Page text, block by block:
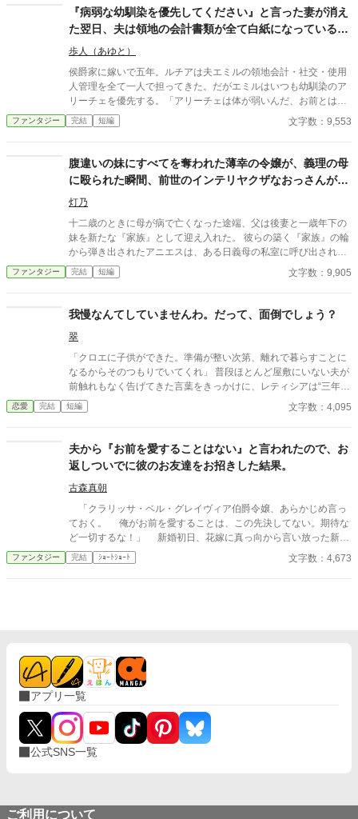
よね？」 「そうだ！」 「ではなぜ追いかけてくるのですか」
「好きだからだ！」 「最初からそう言ってください！」 婚約破棄
された年増令嬢と、溺愛王子のギャグ気味ラブコメ。
『病弱な幼馴染を優先してください』と言った妻が消え
た翌日、夫は領地の会計書類が全て白紙になっているこ
とに気づいた
歩人（あゆと）
侯爵家に嫁いで五年。ルチアは夫エミルの領地会計・社交・使用
人管理を全て一人で担ってきた。だがエミルはいつも幼馴染のア
リーチェを優先する。「アリーチェは体が弱いんだ、お前とは違
う」——その言葉を百回聞いた日、ルチアは微笑んで離縁届に署
名した。「ええ、私は丈夫ですから。どうぞ幼馴染様をお大事
らの陳情の山、そして紅茶の淹れ方すら知らない自分。三ヶ月
後、かつて「地味な妻」と呼ばれたルチアは、辺境伯の財務顧問
として辣腕を振るっていた。
ファンタジー 完結 短編 文字数：9,553
腹違いの妹にすべてを奪われた薄幸の令嬢が、義理の母
に殴られた瞬間、前世のインテリヤクザなおっさんがぶ
ちギレた場合。
灯乃
十二歳のときに母が病で亡くなった途端、父は後妻と一歳年下の
妹を新たな『家族』として迎え入れた。 彼らの築く『家族』の輪
から弾き出されたアニエスは、ある日義母の私室に呼び出され―
―。 タイトル通りのおっさんコメディーです。
ファンタジー 完結 短編 文字数：9,905
我慢なんてしていませんわ。だって、面倒でしょう？
翠
「クロエに子供ができた。準備が整い次第、離れで暮らすことに
なるからそのつもりでいてくれ」 普段ほとんど屋敷にいない夫が
前触れもなく告げてきた言葉をきっかけに、レティシアは“三年
間”の契約を終わらせることにした。 赤の他人を屋敷に迎えるこ
とはしない。 不要なものに感情を砕く理由などない。 「だって、
切り捨ててしまいましょう。
恋愛 完結 短編 文字数：4,095
夫から『お前を愛することはない』と言われたので、お
返しついでに彼のお友達をお招きした結果。
古森真朝
「クラリッサ・ベル・グレイヴィア伯爵令嬢、あらかじめ言っ
ておく。 俺がお前を愛することは、この先決してない。期待な
ど一切するな！」 新婚初日、花嫁に真っ向から言い放った新郎
アドルフ。それに対して、クラリッサが返したのは―― ※ぬるい
ですがホラー要素があります。苦手な方はご注意ください。
ファンタジー 完結 ｼｮｰﾄｼｮｰﾄ 文字数：4,673
アプリ一覧
公式SNS一覧
ご利用について